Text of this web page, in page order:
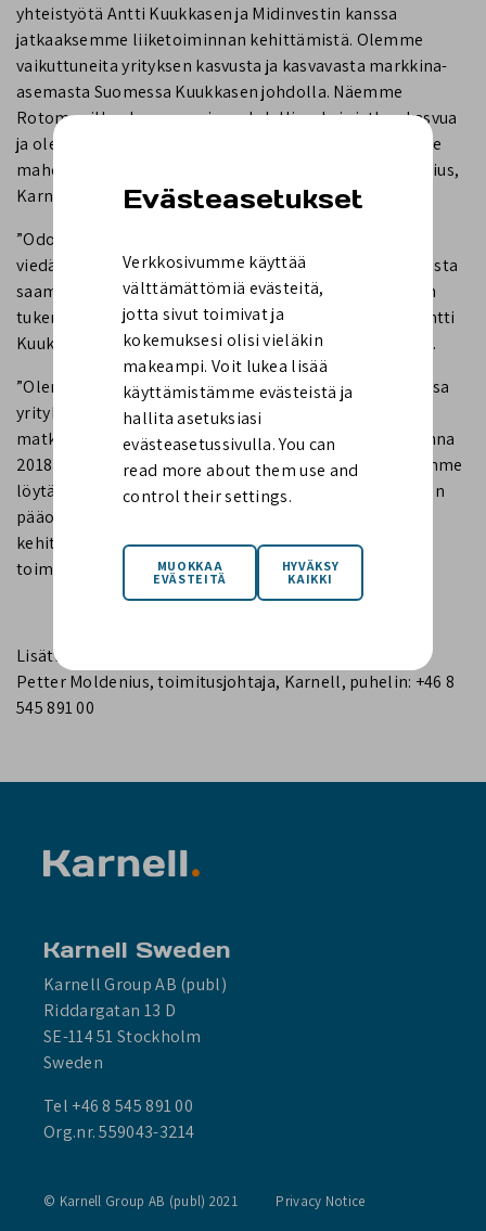
Evästeasetukset
Verkkosivumme käyttää
välttämättömiä evästeitä,
jotta sivut toimivat ja
kokemuksesi olisi vieläkin
makeampi. Voit lukea lisää
käyttämistämme evästeistä ja
hallita asetuksiasi
evästeasetussivulla. You can
read more about them use and
control their settings.
yhteistyötä Antti Kuukkasen ja Midinvestin kanssa
jatkaaksemme liiketoiminnan kehittämistä. Olemme
vaikuttuneita yrityksen kasvusta ja kasvavasta markkina-
asemasta Suomessa Kuukkasen johdolla. Näemme
Rotomonilla olevan suuria mahdollisuuksia jatkaa kasvua
ja olemme innoissamme voidessamme olla osaltamme
mahdollistamassa tätä matkaa”, sanoo Petter Moldenius,
Karnellin toimitusjohtaja.
”Odotamme innolla yhteistyötä Karnellin kanssa
viedäksemme Rotomonin seuraavalle tasolle. Karnellista
saamme hyvän strategisen ja taloudellisen kumppanin
tukemaan liiketoiminnan jatkuvaa kehitystä”, sanoo Antti
Kuukkanen, Rotomonin toimitusjohtaja ja osaomistaja.
”Olen ylpeä voidessani yhdistää voimat Karnellin kanssa
yrityksen seuraavassa kehitysvaiheessa. On ollut hieno
matka siitä lähtien, kun liityimme pääomistajaksi vuonna
2018 yhdessä Antin kanssa ja olemme iloisia, että olemme
löytäneet yritykselle uuden pitkäaikaisen ja vastuullisen
pääomistajan, jonka kanssa jatkamme liiketoiminnan
kehittämistä yhdessä vuosien ajan”, sanoo Midinvestin
toimitusjohtaja Jukka-Pekka Nikula.
Lisätietoja saat ottamalla yhteyttä:
Petter Moldenius, toimitusjohtaja, Karnell, puhelin: +46 8
545 891 00
Karnell Sweden
Karnell Group AB (publ)
Riddargatan 13 D
SE-114 51 Stockholm
Sweden
Tel +46 8 545 891 00
Org.nr. 559043-3214
© Karnell Group AB (publ) 2021 Privacy Notice